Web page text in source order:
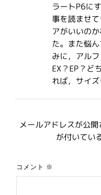
ラートP6に
事を読ませ
アがいいの
た。また悩
みに，アルフ
EX？EP？ど
れば，サイズ
メールアドレスが公開
が付いてい
コメント ※